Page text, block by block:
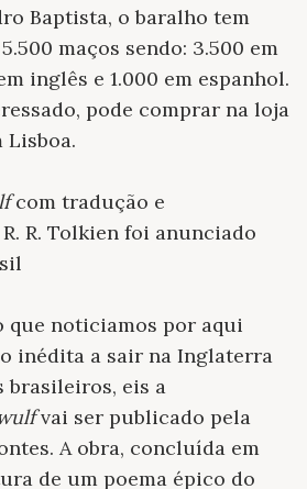
Baptista, o baralho tem
maços sendo: 3.500 em
inglês e 1.000 em espanhol.
pode comprar na loja
Lisboa.
com tradução e
R. Tolkien foi anunciado
que noticiamos por aqui
inédita a sair na Inglaterra
brasileiros, eis a
vai ser publicado pela
A obra, concluída em
de um poema épico do